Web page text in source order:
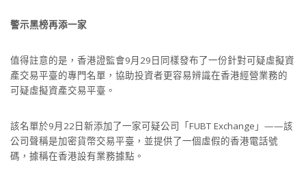
警示黑榜再添一家
值得註意的是，香港證監會9月29日同樣發布了一份針對可疑虛擬資
產交易平臺的專門名單，協助投資者更容易辨識在香港經營業務的
可疑虛擬資產交易平臺。
該名單於9月22日新添加了一家可疑公司「FUBT Exchange」——該
公司聲稱是加密貨幣交易平臺，並提供了一個虛假的香港電話號
碼，據稱在香港設有業務據點。